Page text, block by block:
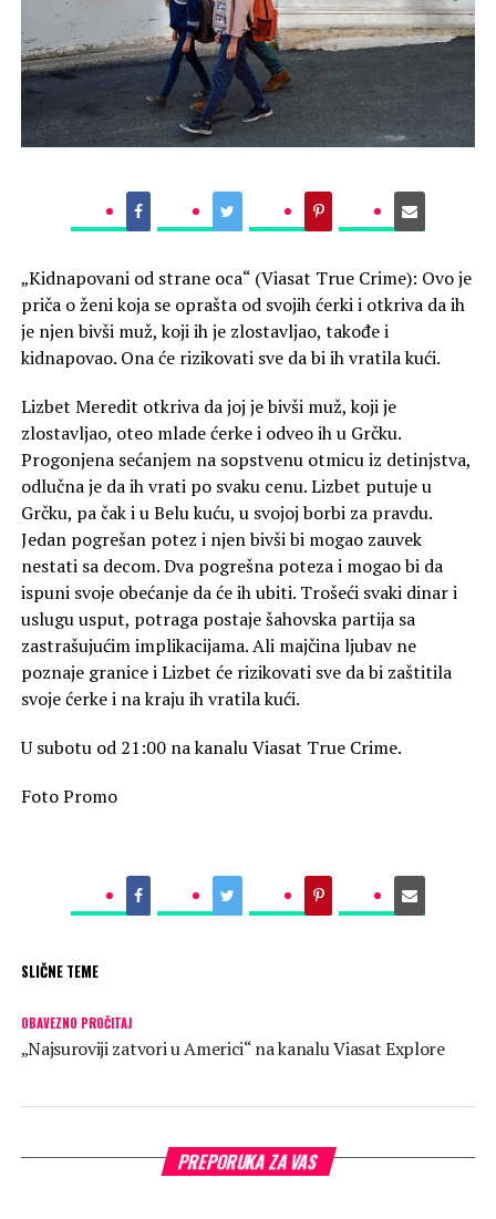
„Kidnapovani od strane oca“ (Viasat True Crime): Ovo je
priča o ženi koja se oprašta od svojih ćerki i otkriva da ih
je njen bivši muž, koji ih je zlostavljao, takođe i
kidnapovao. Ona će rizikovati sve da bi ih vratila kući.
Lizbet Meredit otkriva da joj je bivši muž, koji je
zlostavljao, oteo mlade ćerke i odveo ih u Grčku.
Progonjena sećanjem na sopstvenu otmicu iz detinjstva,
odlučna je da ih vrati po svaku cenu. Lizbet putuje u
Grčku, pa čak i u Belu kuću, u svojoj borbi za pravdu.
Jedan pogrešan potez i njen bivši bi mogao zauvek
nestati sa decom. Dva pogrešna poteza i mogao bi da
ispuni svoje obećanje da će ih ubiti. Trošeći svaki dinar i
uslugu usput, potraga postaje šahovska partija sa
zastrašujućim implikacijama. Ali majčina ljubav ne
poznaje granice i Lizbet će rizikovati sve da bi zaštitila
svoje ćerke i na kraju ih vratila kući.
U subotu od 21:00 na kanalu Viasat True Crime.
Foto Promo
SLIČNE TEME
OBAVEZNO PROČITAJ
„Najsuroviji zatvori u Americi“ na kanalu Viasat Explore
PREPORUKA ZA VAS